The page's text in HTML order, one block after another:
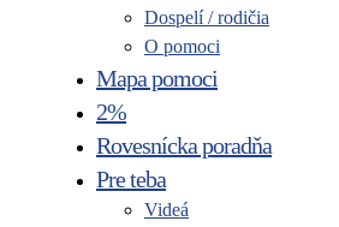
Dospelí / rodičia
O pomoci
Mapa pomoci
2%
Rovesnícka poradňa
Pre teba
Videá